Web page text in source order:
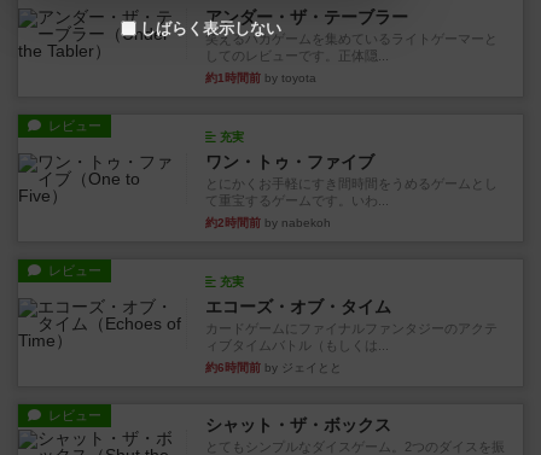
アンダー・ザ・テーブラー
笑えるバカゲームを集めているライトゲーマーと
してのレビューです。正体隠...
約1時間前 by toyota
レビュー
充実
ワン・トゥ・ファイブ
とにかくお手軽にすき間時間をうめるゲームとし
て重宝するゲームです。いわ...
約2時間前 by nabekoh
レビュー
充実
エコーズ・オブ・タイム
カードゲームにファイナルファンタジーのアクテ
ィブタイムバトル（もしくは...
約6時間前 by ジェイとと
レビュー シャット・ザ・ボックス
とてもシンプルなダイスゲーム。2つのダイスを振
しばらく表示しない